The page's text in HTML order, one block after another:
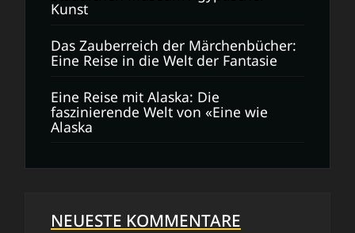
Kunst
Das Zauberreich der Märchenbücher:
Eine Reise in die Welt der Fantasie
Eine Reise mit Alaska: Die
faszinierende Welt von «Eine wie
Alaska
NEUESTE KOMMENTARE